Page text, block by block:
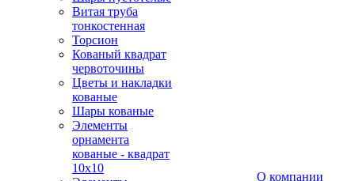
Витая труба
тонкостенная
Торсион
Кованый квадрат
червоточины
Цветы и накладки
кованые
Шары кованые
Элементы
орнамента
кованые - квадрат
10х10
О компании